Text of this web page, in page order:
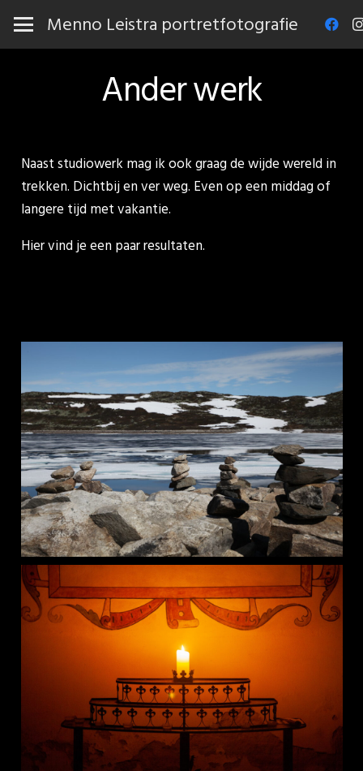
Menno Leistra portretfotografie
Ander werk
Naast studiowerk mag ik ook graag de wijde wereld in
trekken. Dichtbij en ver weg. Even op een middag of
langere tijd met vakantie.
Hier vind je een paar resultaten.